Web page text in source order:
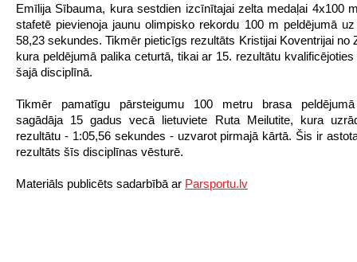
Emīlija Sībauma, kura sestdien izcīnītajai zelta medaļai 4x100
stafetē pievienoja jaunu olimpisko rekordu 100 m peldējumā
58,23 sekundes. Tikmēr pieticīgs rezultāts Kristijai Koventrijai no
kura peldējumā palika ceturtā, tikai ar 15. rezultātu
šajā disciplīnā.
Tikmēr pamatīgu pārsteigumu 100 metru brasa
sagādāja 15 gadus vecā lietuviete Ruta Meilutite, kura
rezultātu - 1:05,56 sekundes - uzvarot pirmajā kārtā. Šis ir
rezultāts šīs disciplīnas vēsturē.
Materiāls publicēts sadarbībā ar Parsportu.lv